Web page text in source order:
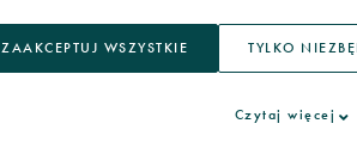
ZAAKCEPTUJ WSZYSTKIE TYLKO
Czytaj więcej